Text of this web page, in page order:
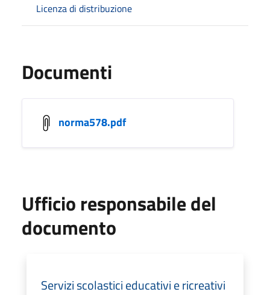
Licenza di distribuzione
Documenti
norma578.pdf
Ufficio responsabile del
documento
Servizi scolastici educativi e ricreativi